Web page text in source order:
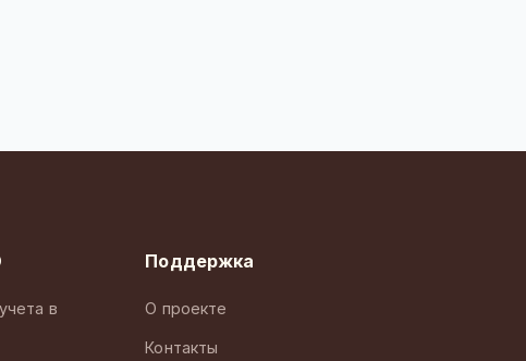
в
Поддержка
О проекте
Контакты